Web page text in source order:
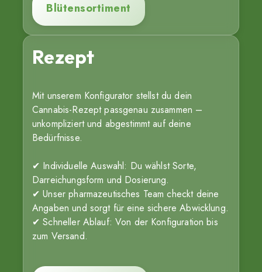
Blütensortiment
Rezept
Mit unserem Konfigurator stellst du dein
Cannabis-Rezept passgenau zusammen –
unkompliziert und abgestimmt auf deine
Bedürfnisse.
✔ Individuelle Auswahl: Du wählst Sorte,
Darreichungsform und Dosierung.
✔ Unser pharmazeutisches Team checkt deine
Angaben und sorgt für eine sichere Abwicklung.
✔ Schneller Ablauf: Von der Konfiguration bis
zum Versand.